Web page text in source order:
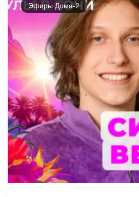
Эфиры Дома-2